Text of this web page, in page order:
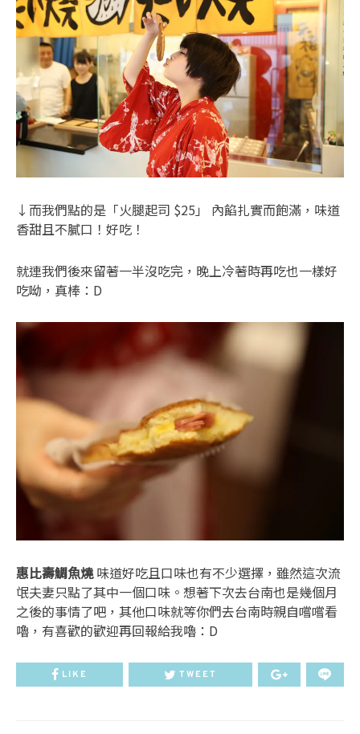
↓而我們點的是「火腿起司 $25」 內餡扎實而飽滿，味道
香甜且不膩口！好吃！
就連我們後來留著一半沒吃完，晚上冷著時再吃也一樣好
吃呦，真棒：D
惠比壽鯛魚燒味道好吃且口味也有不少選擇，雖然這次流
氓夫妻只點了其中一個口味。想著下次去台南也是幾個月
之後的事情了吧，其他口味就等你們去台南時親自嚐嚐看
嚕，有喜歡的歡迎再回報給我嚕：D
LIKE TWEET